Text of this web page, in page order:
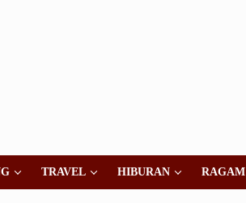
TRAVEL HIBURAN RAGAM